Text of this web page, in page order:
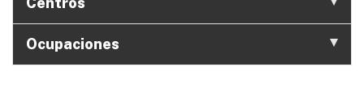
Ocupaciones